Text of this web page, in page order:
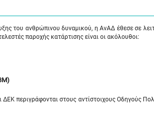
του ανθρώπινου δυναμικού, η ΑνΑΔ έθεσε σε
παροχής κατάρτισης είναι οι ακόλουθοι:
περιγράφονται στους αντίστοιχους Οδηγούς